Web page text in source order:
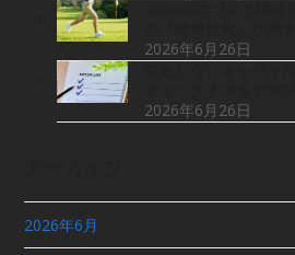
2026年6月26日
2026年6月26日
2026年6月